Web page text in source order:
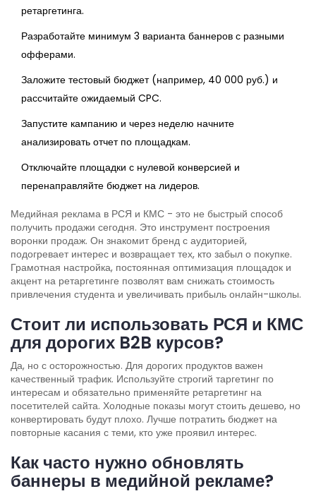
ретаргетинга.
Разработайте минимум 3 варианта баннеров с разными
офферами.
Заложите тестовый бюджет (например, 40 000 руб.) и
рассчитайте ожидаемый CPC.
Запустите кампанию и через неделю начните
анализировать отчет по площадкам.
Отключайте площадки с нулевой конверсией и
перенаправляйте бюджет на лидеров.
Медийная реклама в РСЯ и КМС - это не быстрый способ
получить продажи сегодня. Это инструмент построения
воронки продаж. Он знакомит бренд с аудиторией,
подогревает интерес и возвращает тех, кто забыл о покупке.
Грамотная настройка, постоянная оптимизация площадок и
акцент на ретаргетинге позволят вам снижать стоимость
привлечения студента и увеличивать прибыль онлайн-школы.
Стоит ли использовать РСЯ и КМС
для дорогих B2B курсов?
Да, но с осторожностью. Для дорогих продуктов важен
качественный трафик. Используйте строгий таргетинг по
интересам и обязательно применяйте ретаргетинг на
посетителей сайта. Холодные показы могут стоить дешево, но
конвертировать будут плохо. Лучше потратить бюджет на
повторные касания с теми, кто уже проявил интерес.
Как часто нужно обновлять
баннеры в медийной рекламе?